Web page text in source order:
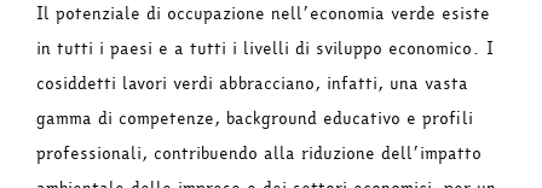
Il potenziale di occupazione nell’economia verde esiste
in tutti i paesi e a tutti i livelli di sviluppo economico. I
cosiddetti lavori verdi abbracciano, infatti, una vasta
gamma di competenze, background educativo e profili
professionali, contribuendo alla riduzione dell’impatto